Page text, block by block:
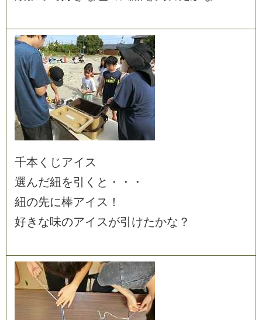
千本 く じ アイ ス
選んだ紐を引 く と ・ ・
・
紐の先に棒アイ ス ！
好き な味のアイ スが引 けたかな ？